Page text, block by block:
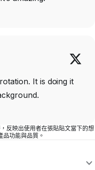
It is doing it
反映出使用者在張貼貼文當下的想
品功能與品質。